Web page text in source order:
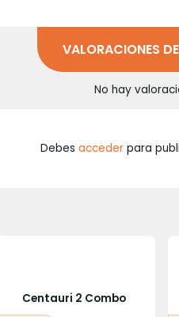
VALORACIONES
No hay
Debes acceder para
Centauri 2 Combo